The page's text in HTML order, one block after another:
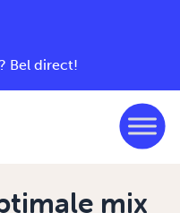
Bel direct!
mix